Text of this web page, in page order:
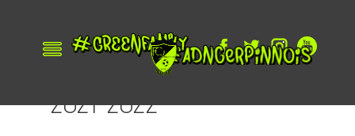
Cotisations &
informations saison
2021-2022